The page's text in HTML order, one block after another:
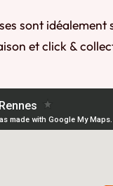
sont
et click &